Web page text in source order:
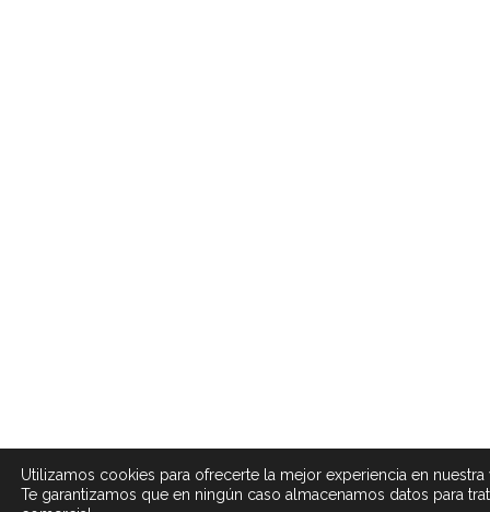
Utilizamos cookies para ofrecerte la mejor experiencia en nuestra
Te garantizamos que en ningún caso almacenamos datos para